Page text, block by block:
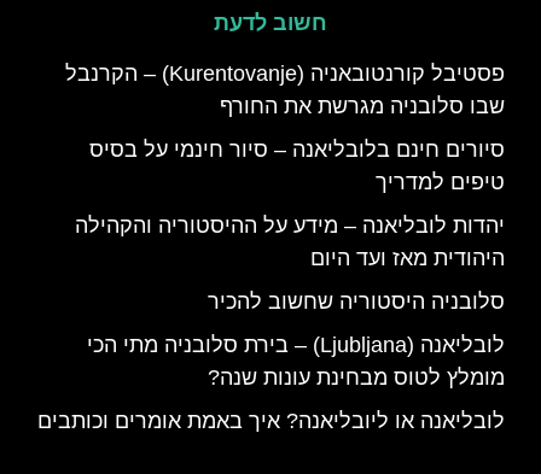
חשוב לדעת
פסטיבל קורנטובאניה (Kurentovanje) – הקרנבל
שבו סלובניה מגרשת את החורף
סיורים חינם בלובליאנה – סיור חינמי על בסיס
טיפים למדריך
יהדות לובליאנה – מידע על ההיסטוריה והקהילה
היהודית מאז ועד היום
סלובניה היסטוריה שחשוב להכיר
לובליאנה (Ljubljana) – בירת סלובניה מתי הכי
מומלץ לטוס מבחינת עונות שנה?
לובליאנה או ליובליאנה? איך באמת אומרים וכותבים